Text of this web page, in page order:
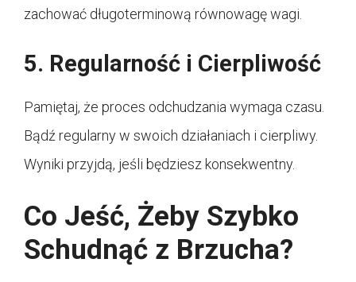
zachować długoterminową równowagę wagi.
5. Regularność i Cierpliwość
Pamiętaj, że proces odchudzania wymaga czasu.
Bądź regularny w swoich działaniach i cierpliwy.
Wyniki przyjdą, jeśli będziesz konsekwentny.
Co Jeść, Żeby Szybko
Schudnąć z Brzucha?